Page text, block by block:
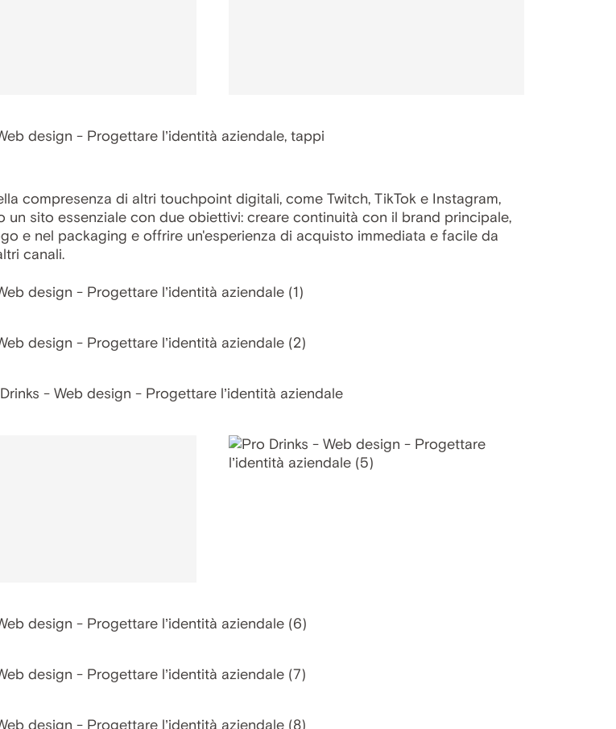
compresenza di altri touchpoint digitali, come Twitch, TikTok e Instagram,
un sito essenziale con due obiettivi: creare continuità con il brand principale,
e nel packaging e offrire un'esperienza di acquisto immediata e facile da
canali.